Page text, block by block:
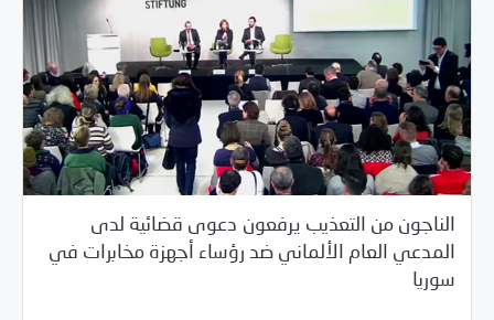
الناجون من التعذيب يرفعون دعوى قضائية لدى
المدعي العام الألماني ضد رؤساء أجهزة مخابرات في
سوريا
03/02/2017 خبر بارز/مرصد الانتهاكات